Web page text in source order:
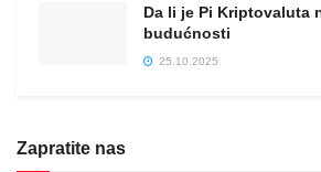
Da li je Pi Kriptovaluta
budućnosti
25.10.2025
Zapratite nas